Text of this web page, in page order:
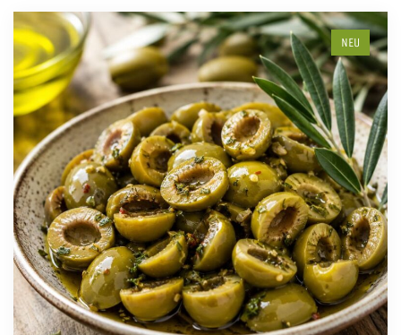
NEU